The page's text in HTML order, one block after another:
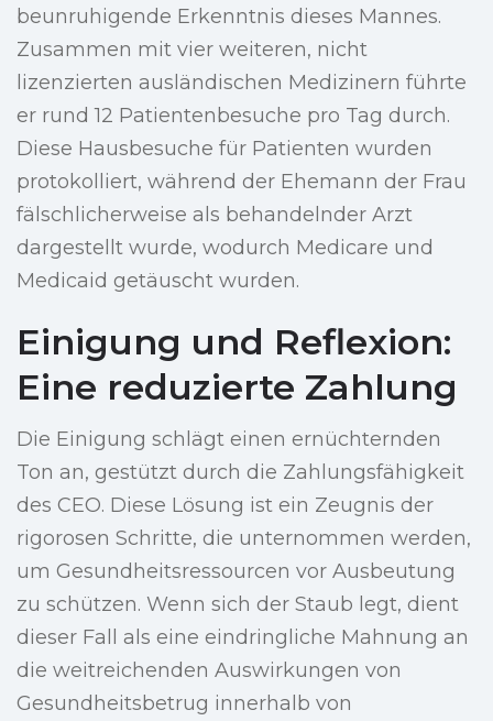
beunruhigende Erkenntnis dieses Mannes.
Zusammen mit vier weiteren, nicht
lizenzierten ausländischen Medizinern führte
er rund 12 Patientenbesuche pro Tag durch.
Diese Hausbesuche für Patienten wurden
protokolliert, während der Ehemann der Frau
fälschlicherweise als behandelnder Arzt
dargestellt wurde, wodurch Medicare und
Medicaid getäuscht wurden.
Einigung und Reflexion:
Eine reduzierte Zahlung
Die Einigung schlägt einen ernüchternden
Ton an, gestützt durch die Zahlungsfähigkeit
des CEO. Diese Lösung ist ein Zeugnis der
rigorosen Schritte, die unternommen werden,
um Gesundheitsressourcen vor Ausbeutung
zu schützen. Wenn sich der Staub legt, dient
dieser Fall als eine eindringliche Mahnung an
die weitreichenden Auswirkungen von
Gesundheitsbetrug innerhalb von